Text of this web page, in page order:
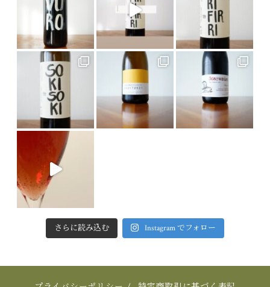
さらに読み込む Instagram でフォロー